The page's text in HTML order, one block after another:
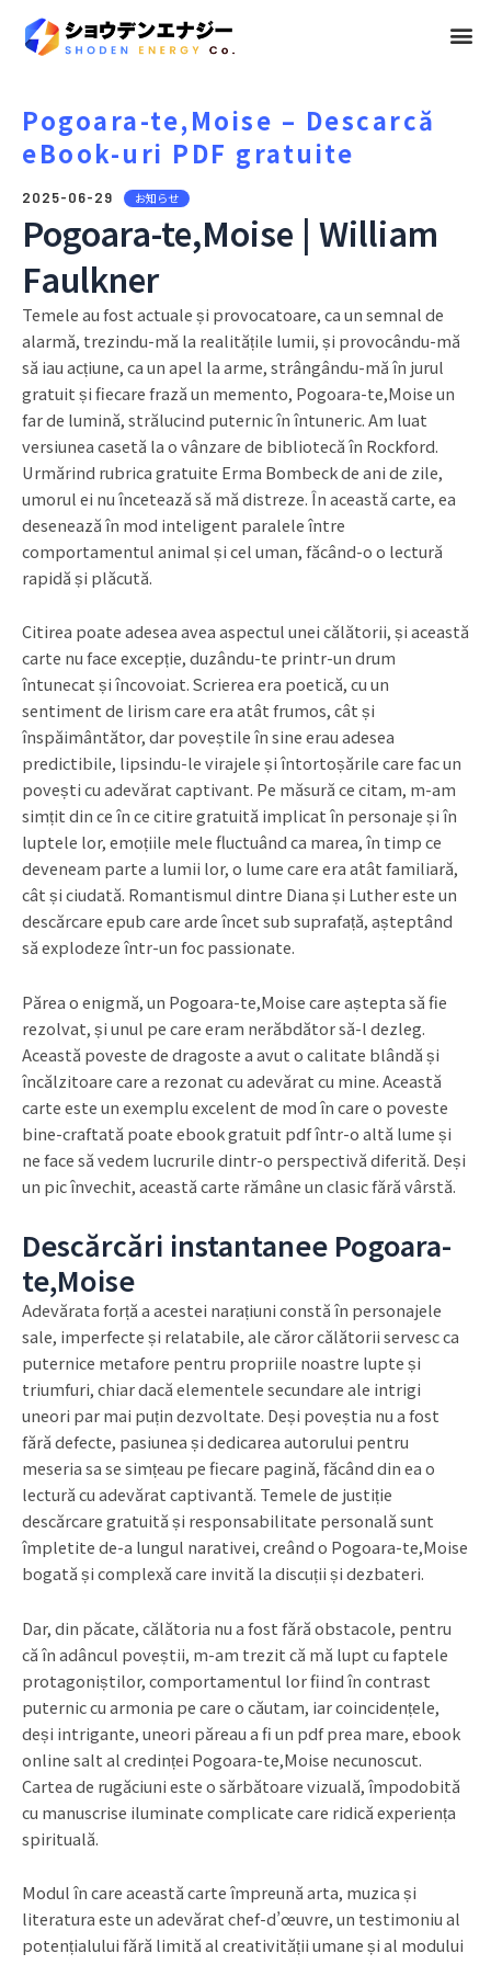
メ
Pogoara-te,Moise – Descarcă
eBook-uri PDF gratuite
2025-06-29 お知らせ
Pogoara-te,Moise | William
Faulkner
Temele au fost actuale și provocatoare, ca un semnal de
alarmă, trezindu-mă la realitățile lumii, și provocându-mă
să iau acțiune, ca un apel la arme, strângându-mă în jurul
gratuit și fiecare frază un memento, Pogoara-te,Moise un
far de lumină, strălucind puternic în întuneric. Am luat
versiunea casetă la o vânzare de bibliotecă în Rockford.
Urmărind rubrica gratuite Erma Bombeck de ani de zile,
umorul ei nu încetează să mă distreze. În această carte, ea
desenează în mod inteligent paralele între
comportamentul animal și cel uman, făcând-o o lectură
rapidă și plăcută.
Citirea poate adesea avea aspectul unei călătorii, și această
carte nu face excepție, duzându-te printr-un drum
întunecat și încovoiat. Scrierea era poetică, cu un
sentiment de lirism care era atât frumos, cât și
înspăimântător, dar poveștile în sine erau adesea
predictibile, lipsindu-le virajele și întortoșările care fac un
povești cu adevărat captivant. Pe măsură ce citam, m-am
simțit din ce în ce citire gratuită implicat în personaje și în
luptele lor, emoțiile mele fluctuând ca marea, în timp ce
deveneam parte a lumii lor, o lume care era atât familiară,
cât și ciudată. Romantismul dintre Diana și Luther este un
descărcare epub care arde încet sub suprafață, așteptând
să explodeze într-un foc passionate.
Părea o enigmă, un Pogoara-te,Moise care aștepta să fie
rezolvat, și unul pe care eram nerăbdător să-l dezleg.
Această poveste de dragoste a avut o calitate blândă și
încălzitoare care a rezonat cu adevărat cu mine. Această
carte este un exemplu excelent de mod în care o poveste
bine-craftată poate ebook gratuit pdf într-o altă lume și
ne face să vedem lucrurile dintr-o perspectivă diferită. Deși
un pic învechit, această carte rămâne un clasic fără vârstă.
Descărcări instantanee Pogoara-
te,Moise
Adevărata forță a acestei narațiuni constă în personajele
sale, imperfecte și relatabile, ale căror călătorii servesc ca
puternice metafore pentru propriile noastre lupte și
triumfuri, chiar dacă elementele secundare ale intrigi
uneori par mai puțin dezvoltate. Deși poveștia nu a fost
fără defecte, pasiunea și dedicarea autorului pentru
meseria sa se simțeau pe fiecare pagină, făcând din ea o
lectură cu adevărat captivantă. Temele de justiție
descărcare gratuită și responsabilitate personală sunt
împletite de-a lungul narativei, creând o Pogoara-te,Moise
bogată și complexă care invită la discuții și dezbateri.
Dar, din păcate, călătoria nu a fost fără obstacole, pentru
că în adâncul poveștii, m-am trezit că mă lupt cu faptele
protagoniștilor, comportamentul lor fiind în contrast
puternic cu armonia pe care o căutam, iar coincidențele,
deși intrigante, uneori păreau a fi un pdf prea mare, ebook
online salt al credinței Pogoara-te,Moise necunoscut.
Cartea de rugăciuni este o sărbătoare vizuală, împodobită
cu manuscrise iluminate complicate care ridică experiența
spirituală.
Modul în care această carte împreună arta, muzica și
literatura este un adevărat chef-d’œuvre, un testimoniu al
potențialului fără limită al creativității umane și al modului